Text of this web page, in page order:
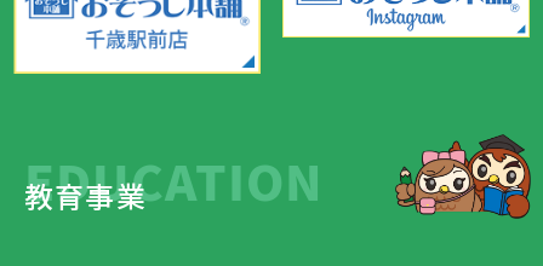
EDUCATION
教育事業